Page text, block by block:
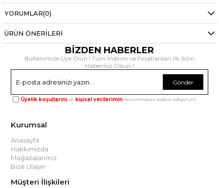
YORUMLAR(0)
ÜRÜN ÖNERILERI
BİZDEN HABERLER
Bültenimize Üye Olun ! Tüm İndirim ve Fırsatlardan İlk Sizin
Haberiniz Olsun !
Gönder
Üyelik koşullarını ve kişisel verilerimin korunmasını kabul ediyorum.
Kurumsal
Anasayfa
Hakkımızda
Mağazalarımız
Bize Ulaşın
Müşteri İlişkileri